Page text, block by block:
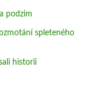
podzim
spleteného
historii